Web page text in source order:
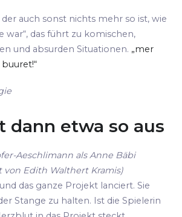
der auch sonst nichts mehr so ist, wie
war“, das führt zu komischen,
und absurden Situationen. „mer
dann etwa so aus
Aeschlimann als Anne Bäbi
von Edith Walthert Kramis)
das ganze Projekt lanciert. Sie
Stange zu halten. Ist die Spielerin